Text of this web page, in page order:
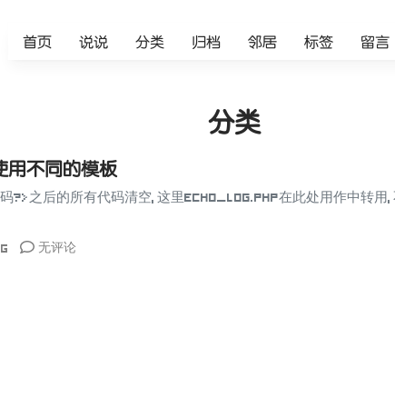
首页 说说 分类 归档 邻居 标签 留言
分类
用不同的模板
之后的所有代码清空, 这里echo_log.php在此处用作中转用,
无评论